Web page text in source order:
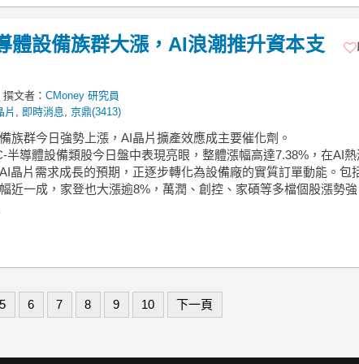
體設備族群大漲，AI浪潮推升資本支
撰文者： CMoney 研究員
片 即時消息 京鼎(3413)
族群今日強勢上漲，AI晶片擴產效應成主要催化劑。
半導體設備類股今日盤中表現亮眼，整體漲幅高達7.38%，在AI
晶片需求成長的預期，正逐步轉化為設備廠的實質訂單動能。包
近一成，家登也大漲逾8%，萬潤、創控、家碩等多檔個股漲勢強
5 6 7 8 9 10 下一頁